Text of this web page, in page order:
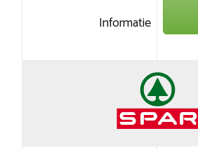
Informatie